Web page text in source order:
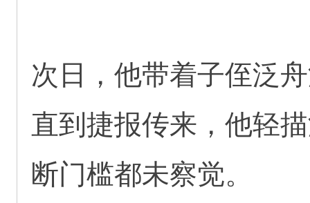
次日，他带着子侄泛
直到捷报传来，他轻
断门槛都未察觉。